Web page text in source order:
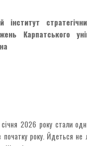
інститут
Карпатського
2026 року стали
початку року. Йдеться не